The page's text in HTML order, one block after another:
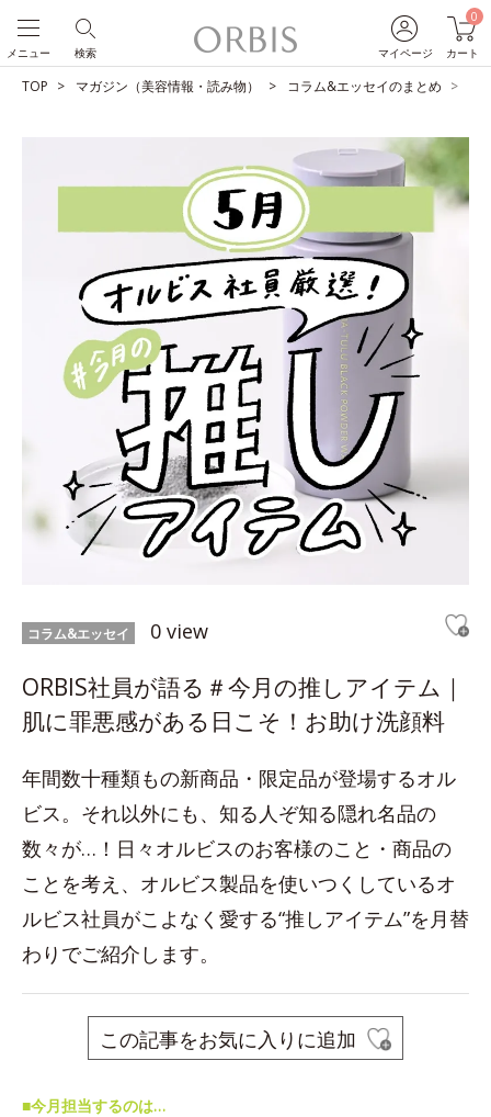
マイページ
0
カート
検索
メニュー
TOP マガジン（美容情報・読み物） コラム&エッセイのまとめ
コラム&エッセイ 0 view
ORBIS社員が語る＃今月の推しアイテム｜
肌に罪悪感がある日こそ！お助け洗顔料
年間数十種類もの新商品・限定品が登場するオル
ビス。それ以外にも、知る人ぞ知る隠れ名品の
数々が…！日々オルビスのお客様のこと・商品の
ことを考え、オルビス製品を使いつくしているオ
ルビス社員がこよなく愛する“推しアイテム”を月替
わりでご紹介します。
この記事をお気に入りに追加
■今月担当するのは…